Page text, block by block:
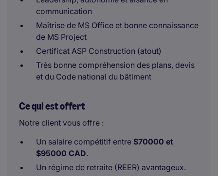
communication
Maîtrise de MS Office et bonne connaissance
de MS Project
Certificat ASP Construction (atout)
Très bonne compréhension des plans, devis
et du Code national du bâtiment
Ce qui est offert
Notre client vous offre :
Un salaire compétitif entre $70000 et
$95000 CAD.
Un régime de retraite (REER) avantageux.